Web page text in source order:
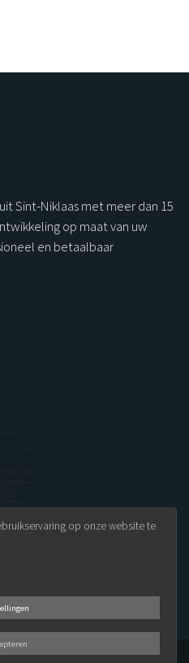
Sint-Niklaas met meer dan 15
op maat van uw
en betaalbaar
·GDPR·Privacy policy
op onze website te